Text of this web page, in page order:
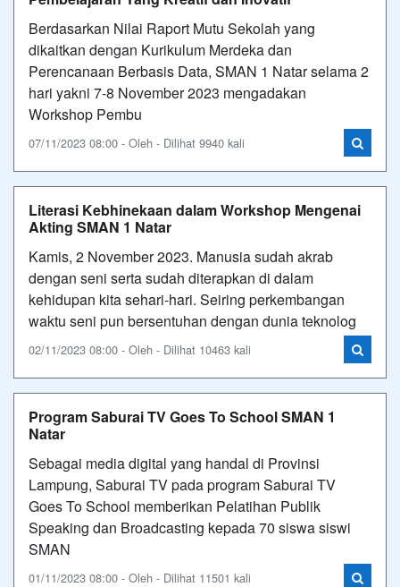
Berdasarkan Nilai Raport Mutu Sekolah yang
dikaitkan dengan Kurikulum Merdeka dan
Perencanaan Berbasis Data, SMAN 1 Natar selama 2
hari yakni 7-8 November 2023 mengadakan
Workshop Pembu
07/11/2023 08:00 - Oleh - Dilihat 9940 kali
Literasi Kebhinekaan dalam Workshop Mengenai
Akting SMAN 1 Natar
Kamis, 2 November 2023. Manusia sudah akrab
dengan seni serta sudah diterapkan di dalam
kehidupan kita sehari-hari. Seiring perkembangan
waktu seni pun bersentuhan dengan dunia teknolog
02/11/2023 08:00 - Oleh - Dilihat 10463 kali
Program Saburai TV Goes To School SMAN 1
Natar
Sebagai media digital yang handal di Provinsi
Lampung, Saburai TV pada program Saburai TV
Goes To School memberikan Pelatihan Publik
Speaking dan Broadcasting kepada 70 siswa siswi
SMAN
01/11/2023 08:00 - Oleh - Dilihat 11501 kali